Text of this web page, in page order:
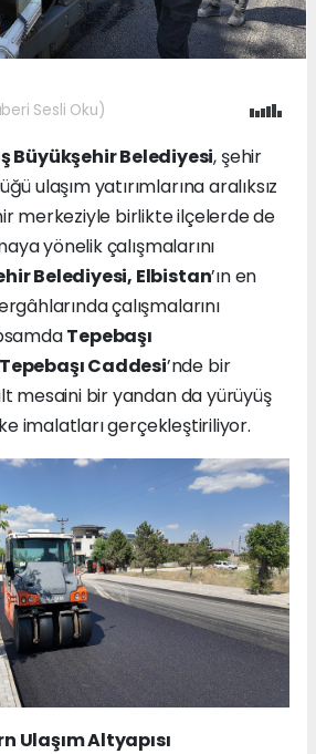
Sesli Oku)
Büyükşehir Belediyesi, şehir
ulaşım yatırımlarına aralıksız
merkeziyle birlikte ilçelerde de
yönelik çalışmalarını
Belediyesi, Elbistan’ın en
çalışmalarını
Tepebaşı
Caddesi’nde bir
mesaini bir yandan da yürüyüş
imalatları gerçekleştiriliyor.
Ulaşım Altyapısı